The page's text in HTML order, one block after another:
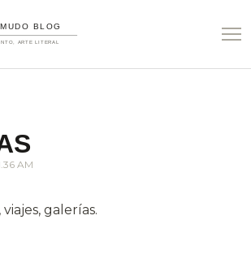
AM
galerías.